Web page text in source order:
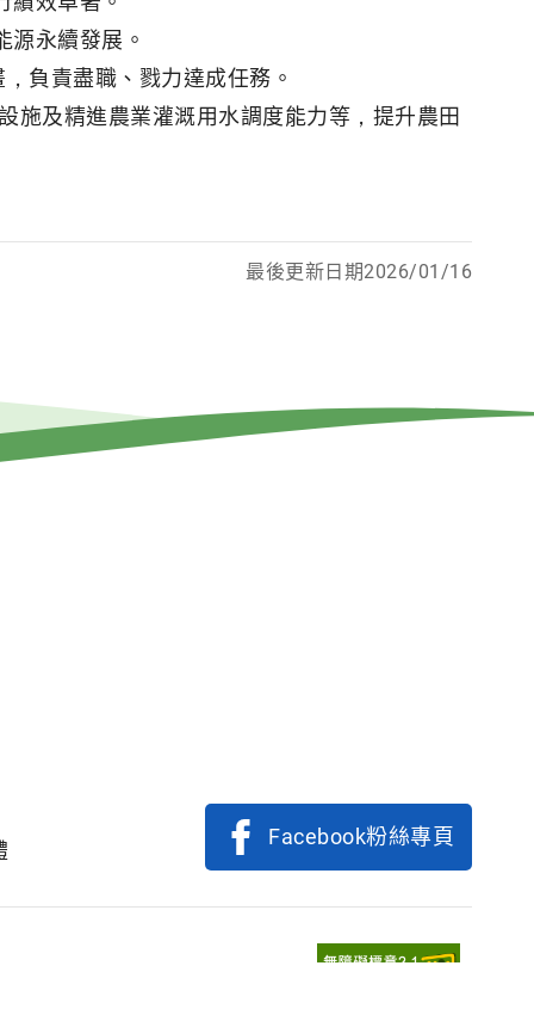
源永續發展。
負責盡職、戮力達成任務。
施及精進農業灌溉用水調度能力等，提升農田
最後更新日期2026/01/16
Facebook粉絲專頁